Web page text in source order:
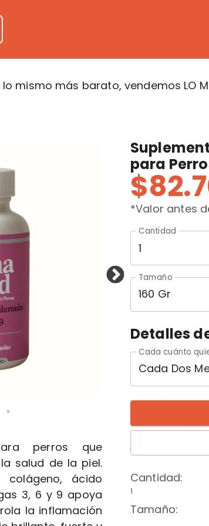
mismo más barato, vendemos LO
perros que
salud de la piel.
ácido
3, 6 y 9 apoya
la inflamación
para
*Valor antes
Cantidad
Tamaño
160 Gr
Detalles
Cada cuánto
Cada Dos
Cantidad:
1
Tamaño: